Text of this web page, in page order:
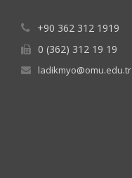
+90 362 312 1919
0 (362) 312 19 19
ladikmyo@omu.edu.tr